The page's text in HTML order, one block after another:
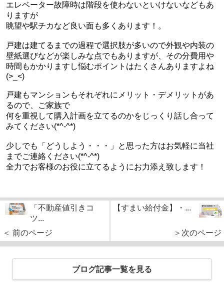
エレベーター故障時は階段を使わないといけないなどもあ
りますが
眺望や駅チカなど良い面も多くあります！。
戸建は建てるまでの過程で選択肢が多いので外観や内装の
壁紙選びなどが楽しみな点でもありますが、その分費用や
時間もかかりますし悩むポイントはたくさんありますよね
(>_<)
戸建もマンションもそれぞれにメリット・デメリットがあ
るので、ご家族で
何を重視して購入計画を立てるのかをじっくり話し合って
みてください(*^-^*)
少しでも「どうしよう・・・」と思った方はお気軽に当社
までご連絡ください(*^-^*)
全力でお客様のお役に立てるようにお力添え致します！
「不動産値引きコ
ツ...
＜ 前のページ
【すまい給付金】・...
＞次のページ
ブログ記事一覧を見る